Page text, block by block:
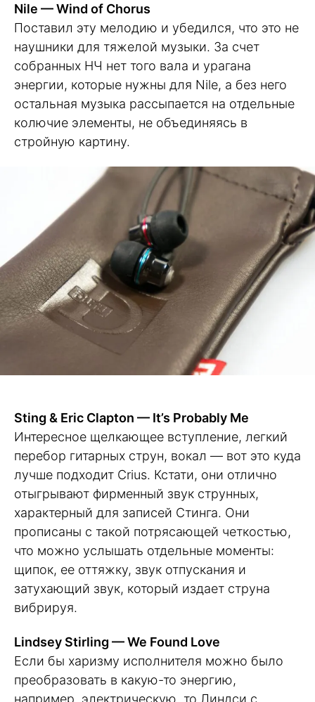
Nile — Wind of Chorus
Поставил эту мелодию и убедился, что это не
наушники для тяжелой музыки. За счет
собранных НЧ нет того вала и урагана
энергии, которые нужны для Nile, а без него
остальная музыка рассыпается на отдельные
колючие элементы, не объединяясь в
стройную картину.
Sting & Eric Clapton — It’s Probably Me
Интересное щелкающее вступление, легкий
перебор гитарных струн, вокал — вот это куда
лучше подходит Crius. Кстати, они отлично
отыгрывают фирменный звук струнных,
характерный для записей Стинга. Они
прописаны с такой потрясающей четкостью,
что можно услышать отдельные моменты:
щипок, ее оттяжку, звук отпускания и
затухающий звук, который издает струна
вибрируя.
Lindsey Stirling — We Found Love
Если бы харизму исполнителя можно было
преобразовать в какую-то энергию,
например, электрическую, то Линдси с